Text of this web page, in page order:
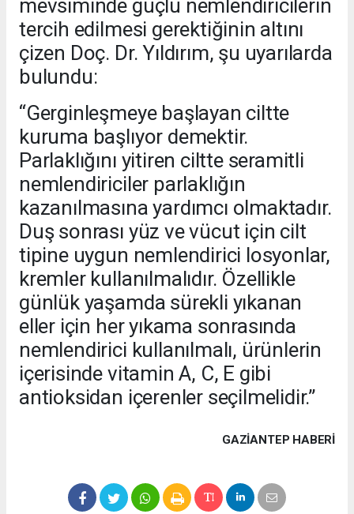
mevsiminde güçlü nemlendiricilerin
tercih edilmesi gerektiğinin altını
çizen Doç. Dr. Yıldırım, şu uyarılarda
bulundu:
“Gerginleşmeye başlayan ciltte
kuruma başlıyor demektir.
Parlaklığını yitiren ciltte seramitli
nemlendiriciler parlaklığın
kazanılmasına yardımcı olmaktadır.
Duş sonrası yüz ve vücut için cilt
tipine uygun nemlendirici losyonlar,
kremler kullanılmalıdır. Özellikle
günlük yaşamda sürekli yıkanan
eller için her yıkama sonrasında
nemlendirici kullanılmalı, ürünlerin
içerisinde vitamin A, C, E gibi
antioksidan içerenler seçilmelidir.”
GAZIANTEP HABERİ